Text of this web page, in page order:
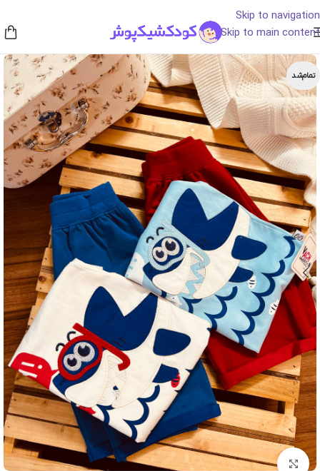
Skip to navigation
Skip to main content
تمام‌شد
بزرگنمایی تصویر